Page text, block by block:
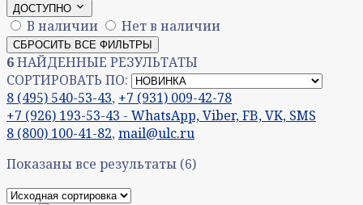
ДОСТУПНО
В наличии Нет в наличии
СБРОСИТЬ ВСЕ ФИЛЬТРЫ
6НАЙДЕННЫЕ РЕЗУЛЬТАТЫ
СОРТИРОВАТЬ ПО:
8 (495) 540-53-43, +7 (931) 009-42-78
+7 (926) 193-53-43 - WhatsApp, Viber, FB, VK, SMS
8 (800) 100-41-82, mail@ulc.ru
Показаны все результаты (6)